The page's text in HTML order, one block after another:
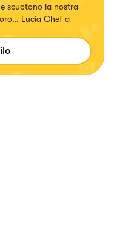
scuotono la nostra
Lucia Chef a